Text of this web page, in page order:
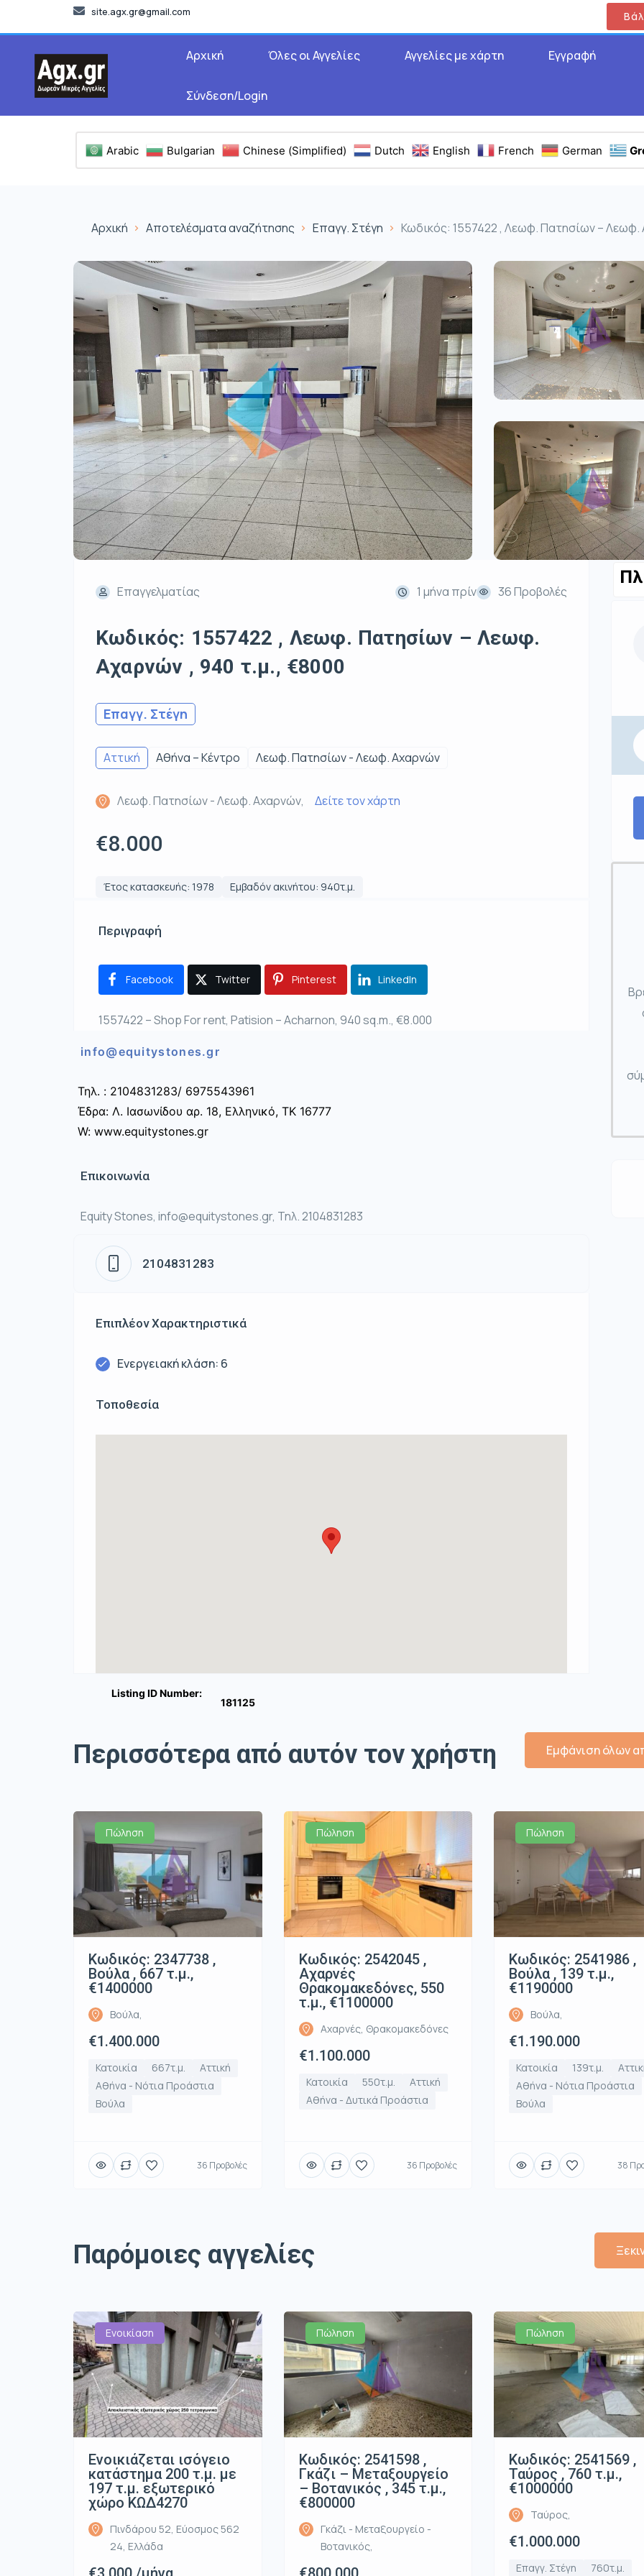
site.agx.gr@gmail.com
Αρχική Όλες οι Αγγελίες Αγγελίες με χάρτη Εγγραφή
Σύνδεση/Login
Arabic Bulgarian Chinese (Simplified) Dutch English French German
Αρχική Αποτελέσματα αναζήτησης Επαγγ. Στέγη Κωδικός: 1557422 , Λεωφ. Πατησίων – Λεωφ.
Επαγγελματίας 1 μήνα πρίν 36 Προβολές
Κωδικός: 1557422 , Λεωφ. Πατησίων – Λεωφ.
Αχαρνών , 940 τ.μ., €8000
Επαγγ. Στέγη
Αττική Αθήνα – Κέντρο Λεωφ. Πατησίων - Λεωφ. Αχαρνών
Λεωφ. Πατησίων - Λεωφ. Αχαρνών, Δείτε τον χάρτη
€8.000
Έτος κατασκευής: 1978 Εμβαδόν ακινήτου: 940τ.μ.
Περιγραφή
Facebook Twitter Pinterest LinkedIn
1557422 – Shop For rent, Patision – Acharnon, 940 sq.m., €8.000
info@equitystones.gr
Τηλ. : 2104831283/ 6975543961
Έδρα: Λ. Ιασωνίδου αρ. 18, Ελληνικό, ΤΚ 16777
W: www.equitystones.gr
Επικοινωνία
Equity Stones, info@equitystones.gr, Τηλ. 2104831283
2104831283
Επιπλέον Χαρακτηριστικά
Ενεργειακή κλάση: 6
Τοποθεσία
Listing ID Number:
181125
Περισσότερα από αυτόν τον χρήστη Εμφάνιση όλων
Πώληση
Κωδικός: 2347738 ,
Βούλα , 667 τ.μ.,
€1400000
Βούλα,
€1.400.000
Κατοικία 667τ.μ.
Αττική
Αθήνα - Νότια Προάστια
Βούλα
36 Προβολές
Πώληση
Κωδικός: 2542045 ,
Αχαρνές
Θρακομακεδόνες, 550
τ.μ., €1100000
Αχαρνές, Θρακομακεδόνες
€1.100.000
Κατοικία 550τ.μ.
Αττική
Αθήνα - Δυτικά Προάστια
36 Προβολές
Πώληση
Κωδικός: 2541986 ,
Βούλα , 139 τ.μ.,
€1190000
Βούλα,
€1.190.000
Κατοικία 139τ.μ.
Αθήνα - Νότια Προάστια
Βούλα
38
Παρόμοιες αγγελίες
Ενοικίαση
Ενοικιάζεται ισόγειο
κατάστημα 200 τ.μ. με
197 τ.μ. εξωτερικό
χώρο ΚΩΔ4270
Πινδάρου 52, Εύοσμος 562
24, Ελλάδα
Πώληση
Κωδικός: 2541598 ,
Γκάζι – Μεταξουργείο
– Βοτανικός , 345 τ.μ.,
€800000
Γκάζι - Μεταξουργείο -
Βοτανικός,
Πώληση
Κωδικός: 2541569 ,
Ταύρος , 760 τ.μ.,
€1000000
Ταύρος,
€1.000.000
Επαγγ. Στέγη 760τ.μ.